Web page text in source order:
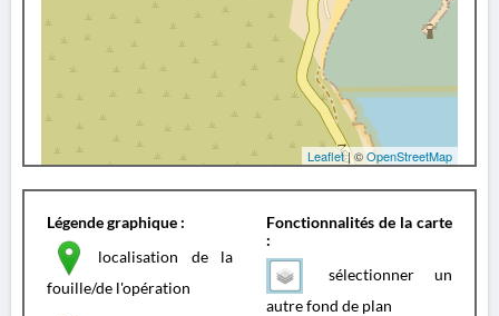
Leaflet| ©OpenStreetMap
Légende graphique :
localisation de la
fouille/de l'opération
Fonctionnalités de la carte
:
sélectionner un
autre fond de plan